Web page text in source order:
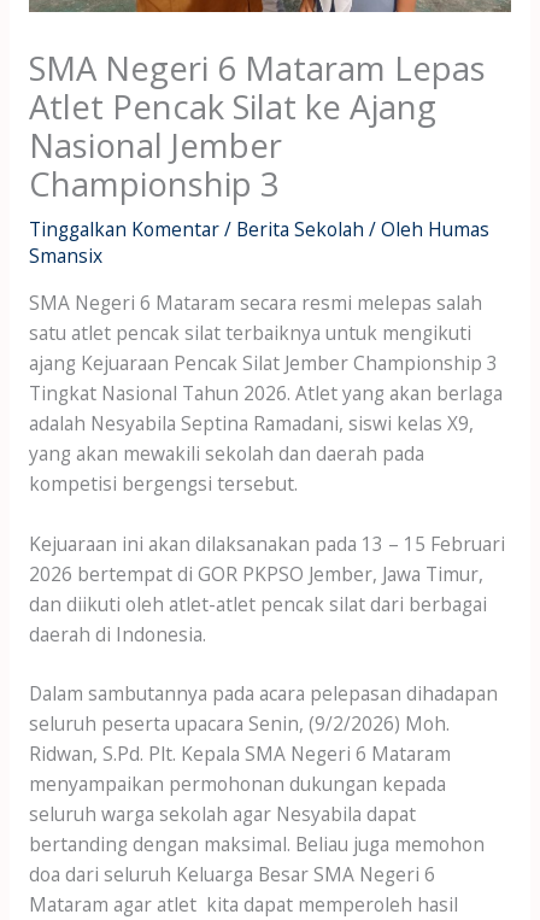
SMA Negeri 6 Mataram Lepas
Atlet Pencak Silat ke Ajang
Nasional Jember
Championship 3
Tinggalkan Komentar/ Berita Sekolah / Oleh Humas
Smansix
SMA Negeri 6 Mataram secara resmi melepas salah
satu atlet pencak silat terbaiknya untuk mengikuti
ajang Kejuaraan Pencak Silat Jember Championship 3
Tingkat Nasional Tahun 2026. Atlet yang akan berlaga
adalah Nesyabila Septina Ramadani, siswi kelas X9,
yang akan mewakili sekolah dan daerah pada
kompetisi bergengsi tersebut.
Kejuaraan ini akan dilaksanakan pada 13 – 15 Februari
2026 bertempat di GOR PKPSO Jember, Jawa Timur,
dan diikuti oleh atlet-atlet pencak silat dari berbagai
daerah di Indonesia.
Dalam sambutannya pada acara pelepasan dihadapan
seluruh peserta upacara Senin, (9/2/2026) Moh.
Ridwan, S.Pd. Plt. Kepala SMA Negeri 6 Mataram
menyampaikan permohonan dukungan kepada
seluruh warga sekolah agar Nesyabila dapat
bertanding dengan maksimal. Beliau juga memohon
doa dari seluruh Keluarga Besar SMA Negeri 6
Mataram agar atlet kita dapat memperoleh hasil